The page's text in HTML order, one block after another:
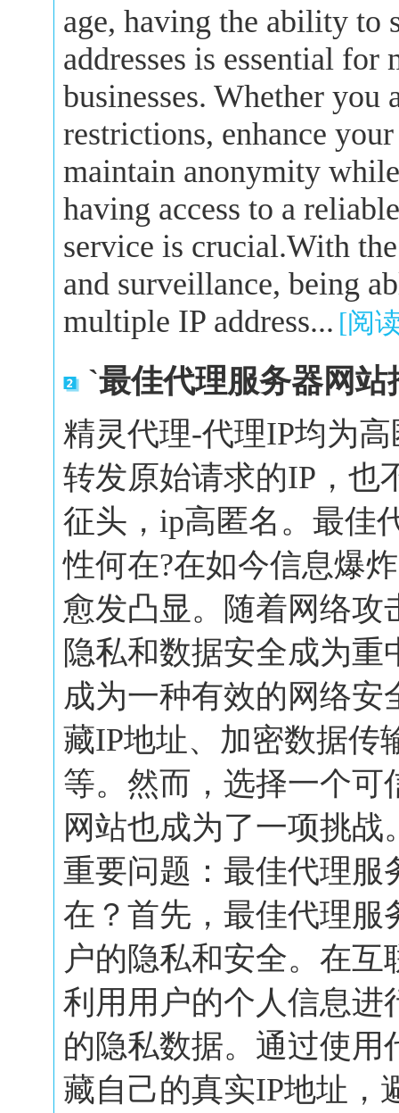
age, having the ability to
addresses is essential
businesses. Whether you
restrictions, enhance
maintain anonymity
having access to a
service is crucial.With
and surveillance, being
multiple IP address... [阅
`最佳代理服务器网
精灵代理-代理IP均为
转发原始请求的IP，也
征头，ip高匿名。最佳
性何在?在如今信息爆
愈发凸显。随着网络攻
隐私和数据安全成为
成为一种有效的网络
藏IP地址、加密数据传
等。然而，选择一个可
网站也成为了一项挑
重要问题：最佳代理服
在？首先，最佳代理服
户的隐私和安全。在
利用用户的个人信息进
的隐私数据。通过使
藏自己的真实IP地址，